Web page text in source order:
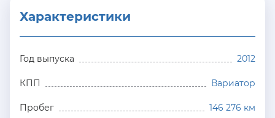
Характеристики
Год выпуска 2012
КПП Вариатор
Пробег 146 276 км